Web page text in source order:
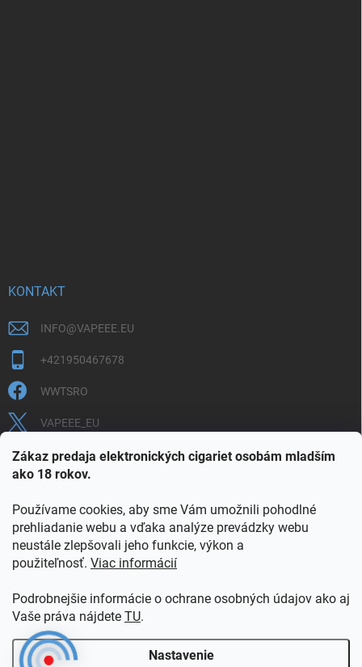
Zákaz predaja elektronických cigariet osobám mladším
ako 18 rokov.
Používame cookies, aby sme Vám umožnili pohodlné
prehliadanie webu a vďaka analýze prevádzky webu
neustále zlepšovali jeho funkcie, výkon a
použiteľnosť. Viac informácií
Podrobnejšie informácie o ochrane osobných údajov ako aj
Vaše práva nájdete TU.
Nastavenie
KONTAKT
INFO@VAPEEE.EU
+421950467678
WWTSRO
VAPEEE_EU
VAPEEE.EU
COOKIES
OBCHODNÉ PODMIENKY
POŠTOVNÉ A DOPRAVA
VERNOSTNÝ PROGRAM
KONTAKT